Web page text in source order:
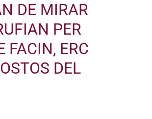
DE MIRAR
PER
FACIN, ERC
DEL